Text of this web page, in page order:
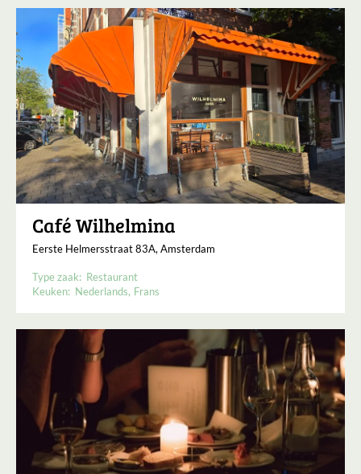
Café Wilhelmina
Eerste Helmersstraat 83A, Amsterdam
Type zaak: Restaurant
Keuken: Nederlands Frans